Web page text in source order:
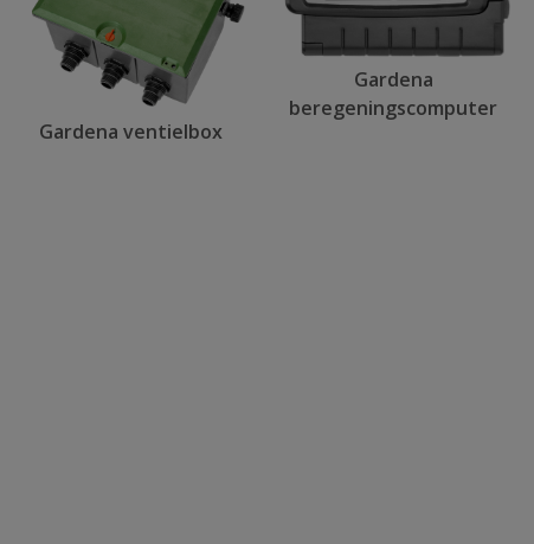
Gardena ventielbox
Gardena
beregeningscomputer